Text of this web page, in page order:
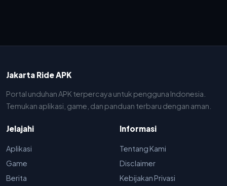
Jakarta Ride APK
Portal unduhan APK terpercaya untuk pengguna Indonesia.
Temukan aplikasi, game, dan panduan terbaru dengan aman.
Jelajahi
Aplikasi
Game
Berita
Informasi
Tentang Kami
Disclaimer
Kebijakan Privasi